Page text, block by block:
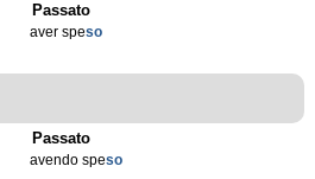
Passato
aver speso
Passato
avendo speso